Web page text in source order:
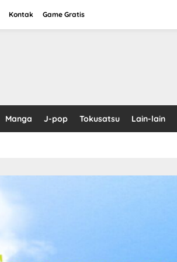
Kontak Game Gratis
Manga J-pop Tokusatsu Lain-lain